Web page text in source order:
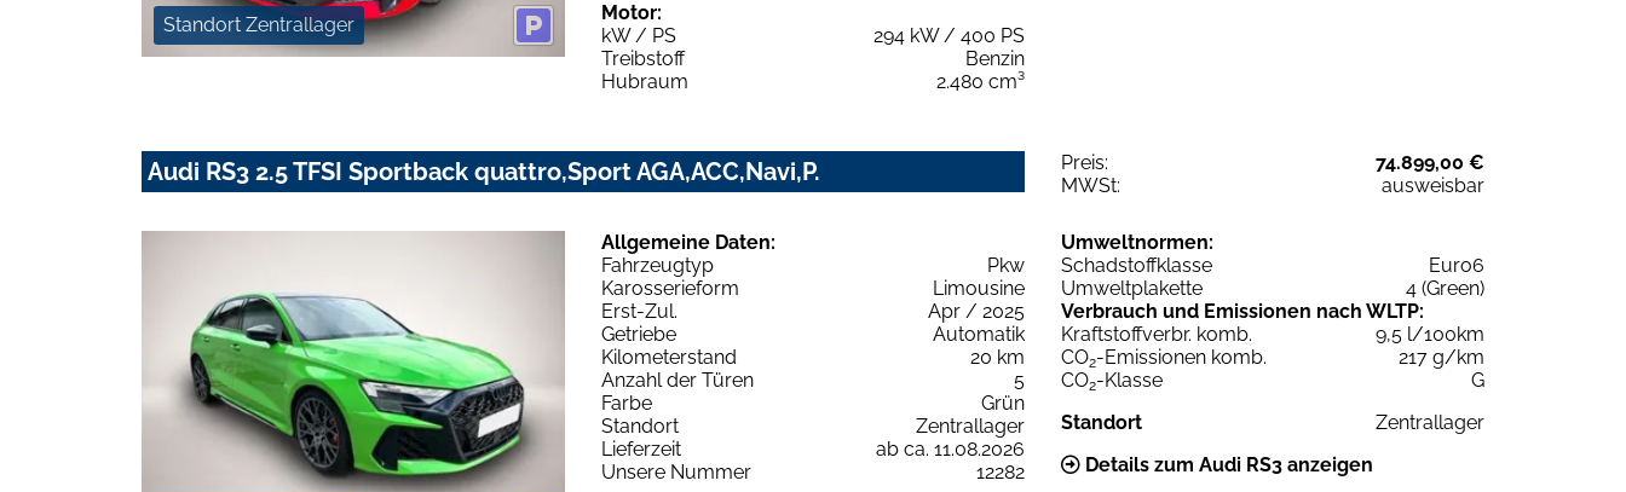
Standort Zentrallager
Motor:
kW / PS
294 kW / 400 PS
Treibstoff
Benzin
Hubraum
2.480 cm³
Audi RS3 2.5 TFSI Sportback quattro,Sport AGA,ACC,Navi,P. Preis:
74.899,00 €
MWSt:
ausweisbar
Allgemeine Daten:
Fahrzeugtyp
Pkw
Karosserieform
Limousine
Erst-Zul.
Apr / 2025
Getriebe
Automatik
Kilometerstand
20 km
Anzahl der Türen
5
Farbe
Grün
Standort
Zentrallager
Lieferzeit
ab ca. 11.08.2026
Unsere Nummer
12282
Umweltnormen:
Schadstoffklasse
Euro6
Umweltplakette
4 (Green)
Verbrauch und Emissionen nach WLTP:
Kraftstoffverbr. komb.
9,5 l/100km
CO2-Emissionen komb.
217 g/km
CO2-Klasse
G
Standort
Zentrallager
Details zum Audi RS3 anzeigen